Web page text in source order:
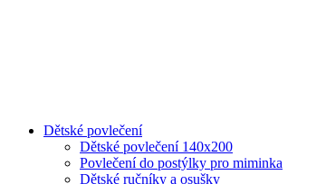
Dětské povlečení
Dětské povlečení 140x200
Povlečení do postýlky pro miminka
Dětské ručníky a osušky